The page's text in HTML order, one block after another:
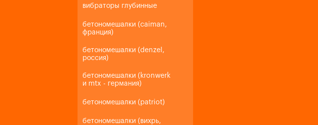
вибраторы глубинные
бетономешалки (caiman,
франция)
бетономешалки (denzel,
россия)
бетономешалки (kronwerk
и mtx - германия)
бетономешалки (patriot)
бетономешалки (вихрь,